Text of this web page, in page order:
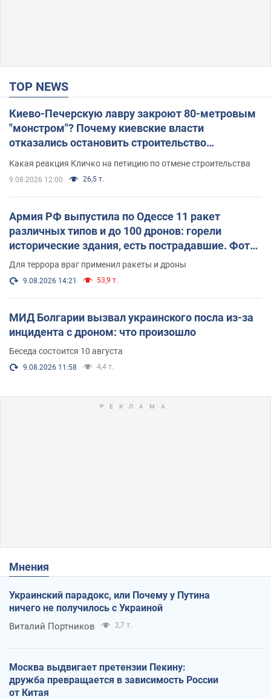
TOP NEWS
Киево-Печерскую лавру закроют 80-метровым
"монстром"? Почему киевские власти
отказались остановить строительство
Какая реакция Кличко на петицию по отмене строительства
9.08.2026 12:00 26,5 т.
Армия РФ выпустила по Одессе 11 ракет
различных типов и до 100 дронов: горели
исторические здания, есть пострадавшие. Фото
и видео
Для террора враг применил ракеты и дроны
9.08.2026 14:21 53,9 т.
МИД Болгарии вызвал украинского посла из-за
инцидента с дроном: что произошло
Беседа состоится 10 августа
9.08.2026 11:58 4,4 т.
Мнения
Украинский парадокс, или Почему у Путина
ничего не получилось с Украиной
Виталий Портников 2,7 т.
Москва выдвигает претензии Пекину:
дружба превращается в зависимость России
от Китая